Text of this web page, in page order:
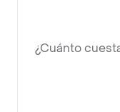
¿Cuánto